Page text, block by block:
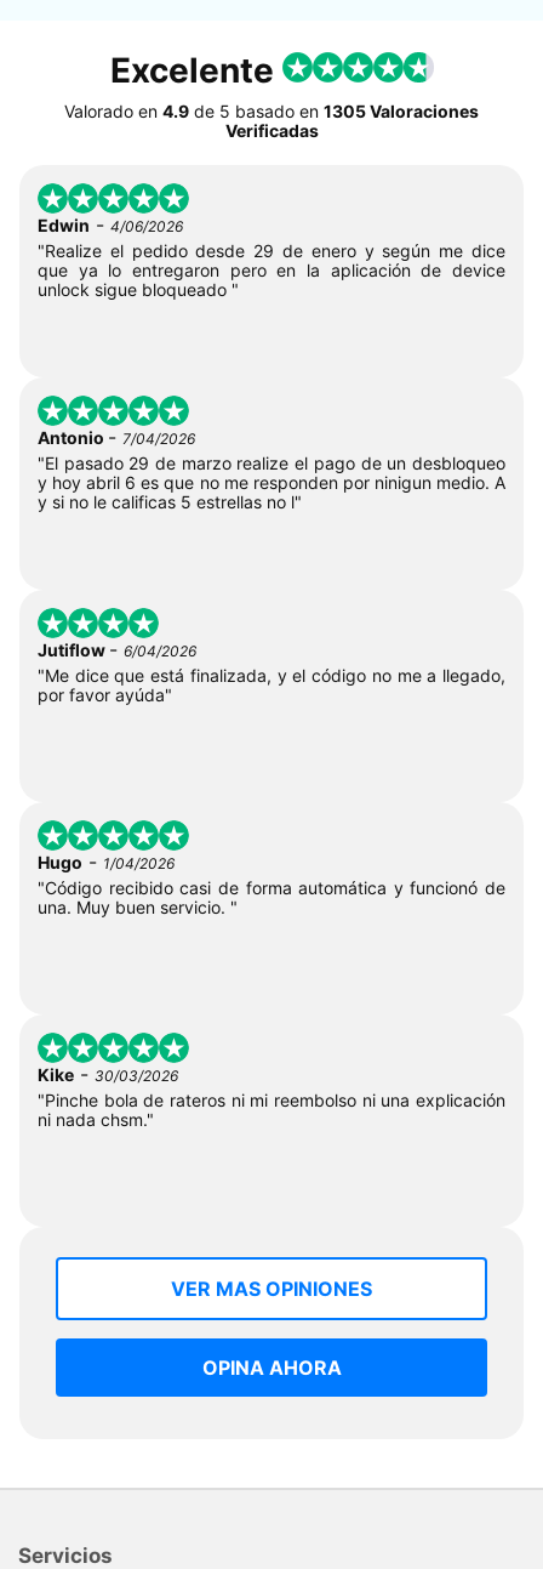
Excelente
Valorado en 4.9 de 5 basado en 1305 Valoraciones
Verificadas
Edwin - 4/06/2026
"Realize el pedido desde 29 de enero y según me dice
que ya lo entregaron pero en la aplicación de device
unlock sigue bloqueado "
Antonio - 7/04/2026
"El pasado 29 de marzo realize el pago de un desbloqueo
y hoy abril 6 es que no me responden por ninigun medio. A
y si no le calificas 5 estrellas no l"
Jutiflow - 6/04/2026
"Me dice que está finalizada, y el código no me a llegado,
por favor ayúda"
Hugo - 1/04/2026
"Código recibido casi de forma automática y funcionó de
una. Muy buen servicio. "
Kike - 30/03/2026
"Pinche bola de rateros ni mi reembolso ni una explicación
ni nada chsm."
VER MAS OPINIONES
OPINA AHORA
Servicios